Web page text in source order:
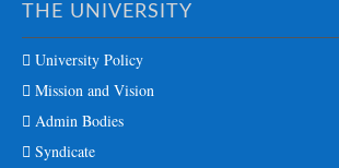
THE UNIVERSITY
University Policy
Mission and Vision
Admin Bodies
Syndicate